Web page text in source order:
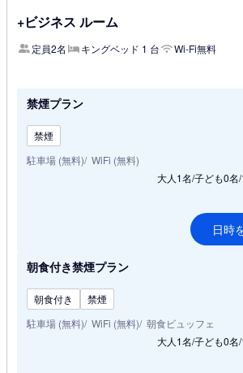
+ビジネス ルーム
定員2名 キングベッド 1 台
Wi-Fi無料
禁煙プラン
禁煙
駐車場 (無料) WiFi (無料)
大人1名/子ども0名
日時
朝食付き禁煙プラン
朝食付き
禁煙
駐車場 (無料) WiFi (無料) 朝食ビュッフェ
大人1名/子ども0名